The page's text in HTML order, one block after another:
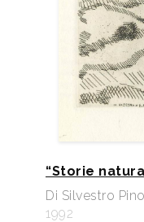
“Storie
Di Silvestro
1992